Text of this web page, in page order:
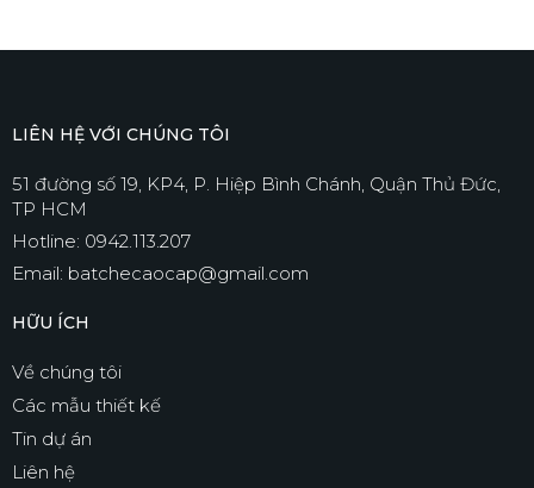
LIÊN HỆ VỚI CHÚNG TÔI
51 đường số 19, KP4, P. Hiệp Bình Chánh, Quận Thủ Đức,
TP HCM
Hotline: 0942.113.207
Email: batchecaocap@gmail.com
HỮU ÍCH
Về chúng tôi
Các mẫu thiết kế
Tin dự án
Liên hệ